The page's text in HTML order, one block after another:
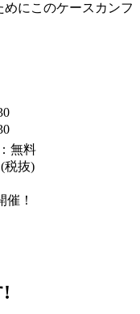
にこのケースカンフ
無料
税抜)
！